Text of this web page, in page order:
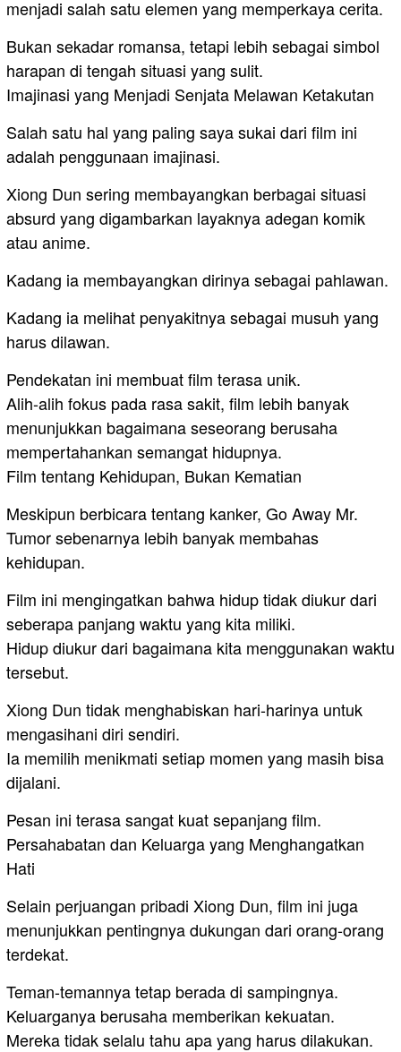
menjadi salah satu elemen yang memperkaya cerita.
Bukan sekadar romansa, tetapi lebih sebagai simbol
harapan di tengah situasi yang sulit.
Imajinasi yang Menjadi Senjata Melawan Ketakutan
Salah satu hal yang paling saya sukai dari film ini
adalah penggunaan imajinasi.
Xiong Dun sering membayangkan berbagai situasi
absurd yang digambarkan layaknya adegan komik
atau anime.
Kadang ia membayangkan dirinya sebagai pahlawan.
Kadang ia melihat penyakitnya sebagai musuh yang
harus dilawan.
Pendekatan ini membuat film terasa unik.
Alih-alih fokus pada rasa sakit, film lebih banyak
menunjukkan bagaimana seseorang berusaha
mempertahankan semangat hidupnya.
Film tentang Kehidupan, Bukan Kematian
Meskipun berbicara tentang kanker, Go Away Mr.
Tumor sebenarnya lebih banyak membahas
kehidupan.
Film ini mengingatkan bahwa hidup tidak diukur dari
seberapa panjang waktu yang kita miliki.
Hidup diukur dari bagaimana kita menggunakan waktu
tersebut.
Xiong Dun tidak menghabiskan hari-harinya untuk
mengasihani diri sendiri.
Ia memilih menikmati setiap momen yang masih bisa
dijalani.
Pesan ini terasa sangat kuat sepanjang film.
Persahabatan dan Keluarga yang Menghangatkan
Hati
Selain perjuangan pribadi Xiong Dun, film ini juga
menunjukkan pentingnya dukungan dari orang-orang
terdekat.
Teman-temannya tetap berada di sampingnya.
Keluarganya berusaha memberikan kekuatan.
Mereka tidak selalu tahu apa yang harus dilakukan.